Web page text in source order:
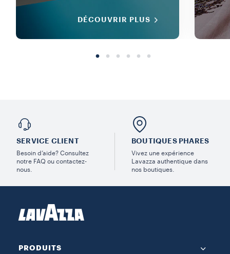
DÉCOUVRIR PLUS
SERVICE CLIENT
Besoin d’aide? Consultez
notre FAQ ou contactez-
nous.
BOUTIQUES PHARES
Vivez une expérience
Lavazza authentique dans
nos boutiques.
PRODUITS